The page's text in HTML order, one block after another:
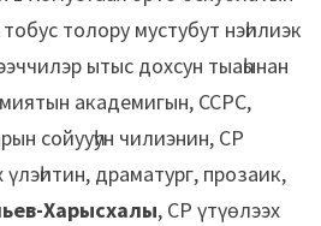
толору мустубут нэһилиэк
ытыс дохсун тыаһынан
академигын, ССРС,
сойууһун чилиэнин, СР
драматург, прозаик,
Харысхалы, СР үтүөлээх